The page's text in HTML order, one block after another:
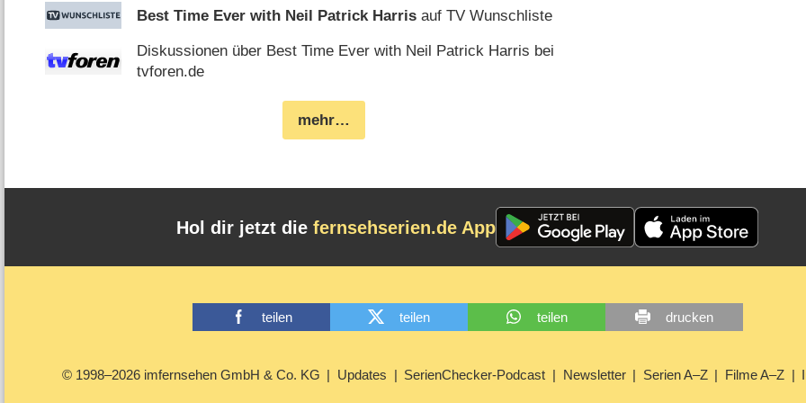
Best Time Ever with Neil Patrick Harris auf TV Wunschliste
Diskussionen über Best Time Ever with Neil Patrick Harris bei
tvforen.de
mehr…
Hol dir jetzt die fernsehserien.de App
teilen teilen teilen drucken
© 1998–2026 imfernsehen GmbH & Co. KG Updates SerienChecker-Podcast Newsletter Serien A–Z Filme A–Z